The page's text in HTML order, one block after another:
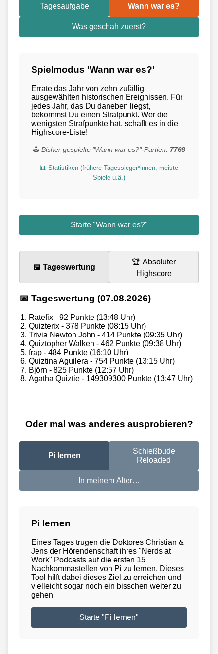
Tagesaufgabe Wann war es?
Was geschah zuerst?
Spielmodus 'Wann war es?'
Errate das Jahr von zehn zufällig
ausgewählten historischen Ereignissen. Für
jedes Jahr, das Du daneben liegst,
bekommst Du einen Strafpunkt. Wer die
wenigsten Strafpunkte hat, schafft es in die
Highscore-Liste!
🕹️ Bisher gespielte "Wann war es?"-Partien: 7768
📊 Statistiken (frühere Tagessieger*innen, meiste
Spiele u.ä.)
Starte "Wann war es?"
📅 Tageswertung
🏆 Absoluter
Highscore
📅 Tageswertung (07.08.2026)
Ratefix - 92 Punkte (13:48 Uhr)
Quizterix - 378 Punkte (08:15 Uhr)
Trivia Newton John - 414 Punkte (09:35 Uhr)
Quiztopher Walken - 462 Punkte (09:38 Uhr)
frap - 484 Punkte (16:10 Uhr)
Quiztina Aguilera - 754 Punkte (13:15 Uhr)
Björn - 825 Punkte (12:57 Uhr)
Agatha Quiztie - 149309300 Punkte (13:47 Uhr)
Oder mal was anderes ausprobieren?
Pi lernen
Schießbude
Reloaded
In meinem Alter…
Pi lernen
Eines Tages trugen die Doktores Christian &
Jens der Hörendenschaft ihres "Nerds at
Work" Podcasts auf die ersten 15
Nachkommastellen von Pi zu lernen. Dieses
Tool hilft dabei dieses Ziel zu erreichen und
vielleicht sogar noch ein bisschen weiter zu
gehen.
Starte "Pi lernen"